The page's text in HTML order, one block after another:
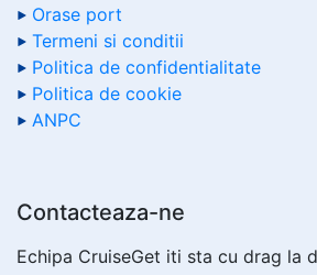
Orase port
Termeni si conditii
Politica de confidentialitate
Politica de cookie
ANPC
Contacteaza-ne
Echipa CruiseGet iti sta cu drag la